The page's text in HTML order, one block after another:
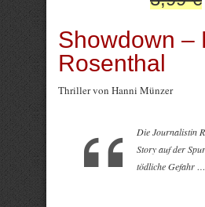
Showdown –
Rosenthal
Thriller von Hanni Münzer
Die Journalistin
Story auf der
tödliche Gefahr …